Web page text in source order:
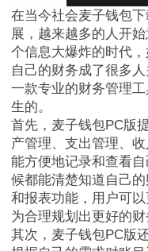
在当今社会麦子钱包
展，越来越多的人开
个信息大爆炸的时代
自己的财务成了很多
一款专业的财务管理
生的。
首先，麦子钱包PC版
产管理、支出管理、
能方便地记录和查看
候都能清楚知道自己
和报表功能，用户可
为合理规划出更好的财
其次，麦子钱包PC版